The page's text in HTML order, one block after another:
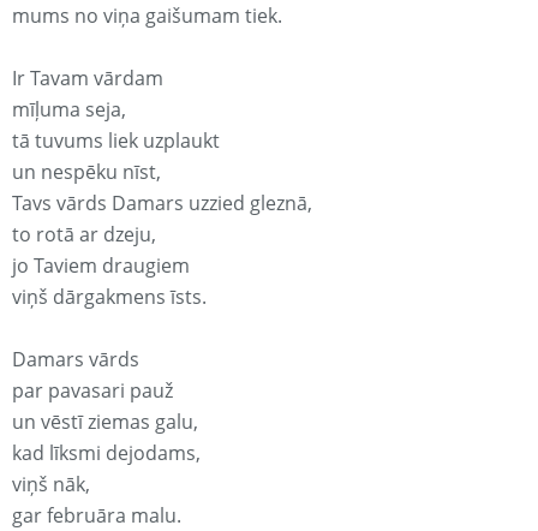
mums no viņa gaišumam tiek.
Ir Tavam vārdam
mīļuma seja,
tā tuvums liek uzplaukt
un nespēku nīst,
Tavs vārds Damars uzzied gleznā,
to rotā ar dzeju,
jo Taviem draugiem
viņš dārgakmens īsts.
Damars vārds
par pavasari pauž
un vēstī ziemas galu,
kad līksmi dejodams,
viņš nāk,
gar februāra malu.